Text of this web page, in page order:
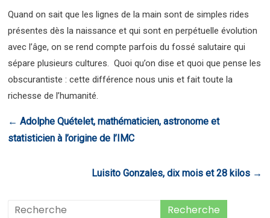
Quand on sait que les lignes de la main sont de simples rides
présentes dès la naissance et qui sont en perpétuelle évolution
avec l’âge, on se rend compte parfois du fossé salutaire qui
sépare plusieurs cultures. Quoi qu’on dise et quoi que pense les
obscurantiste : cette différence nous unis et fait toute la
richesse de l’humanité.
← Adolphe Quételet, mathématicien, astronome et
statisticien à l’origine de l’IMC
Luisito Gonzales, dix mois et 28 kilos →